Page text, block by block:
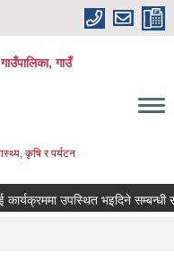
गाउँ
कृषि र पर्यटन
उपस्थित भइदिने सम्बन्धी